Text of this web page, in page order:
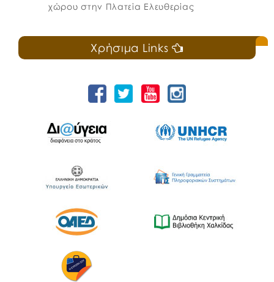
χώρου στην Πλατεία Ελευθερίας
Χρήσιμα Links